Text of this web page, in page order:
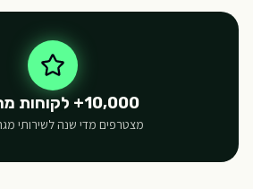
10,000+ לקוחות מרוצים
מצטרפים מדי שנה לשירותי